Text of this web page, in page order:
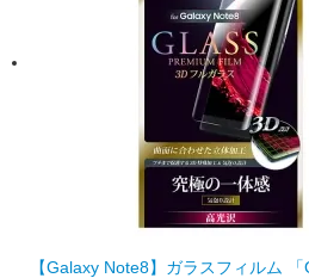
【Galaxy Note8】ガラスフィルム